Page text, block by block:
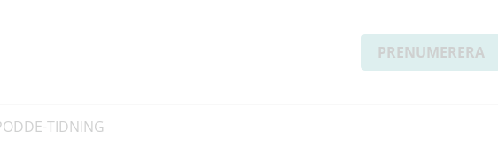
PRENUMERERA
E-TIDNING